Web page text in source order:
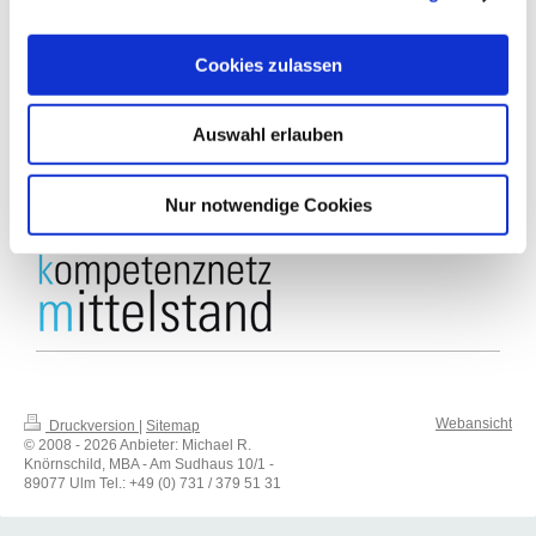
Cookies zulassen
Auswahl erlauben
Nur notwendige Cookies
folgenden Telefonnummer:
+49 (0) 731 - 379 51 31
Nutzen Sie auch gerne unser Kontaktformular
und vereinbaren Sie IhrenRückruftermin!
Druckversion | Sitemap
© 2008 - 2026 Anbieter: Michael R.
Knörnschild, MBA - Am Sudhaus 10/1 -
89077 Ulm Tel.: +49 (0) 731 / 379 51 31
Webansicht